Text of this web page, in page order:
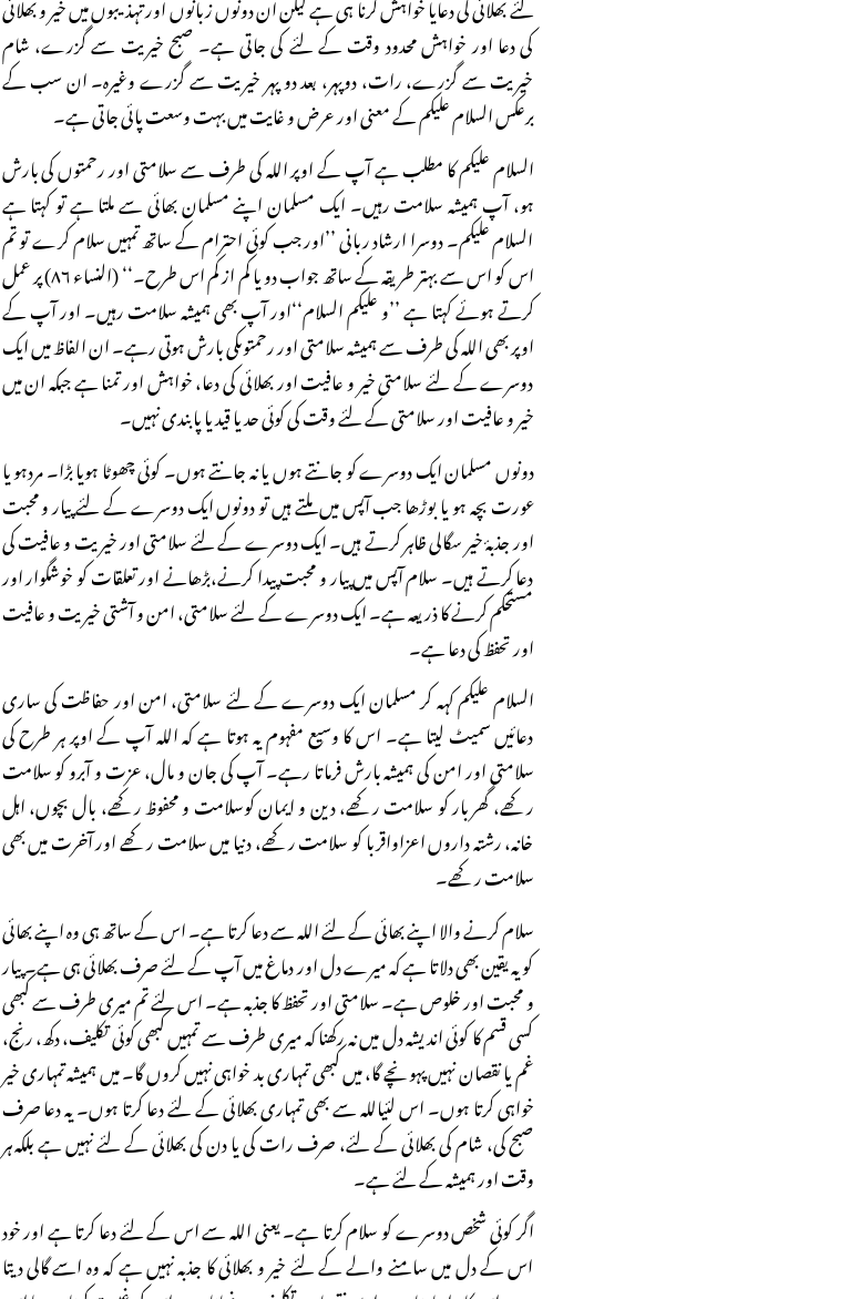
کی دعا اور خواہش محدود وقت کے لئے کی جاتی ہے۔ صبح خیریت سے گزرے، شام
خیریت سے گزرے، رات، دوپہر، بعد دو پہر خیریت سے گزرے وغیرہ۔ ان سب کے
برعکس السلام علیکم کے معنی اور عرض و غایت میں بہت وسعت پائی جاتی ہے۔
السلام علیکم کا مطلب ہے آپ کے اوپر اللہ کی طرف سے سلامتی اور رحمتوں کی بارش
ہو، آپ ہمیشہ سلامت رہیں۔ ایک مسلمان اپنے مسلمان بھائی سے ملتا ہے تو کہتا ہے
السلام علیکم۔ دوسرا ارشاد ربانی ’’اور جب کوئی احترام کے ساتھ تمہیں سلام کرے تو تم
اس کو اس سے بہتر طریقہ کے ساتھ جواب دو یا کم از کم اس طرح۔‘‘ (النساء ۸۶) پر عمل
کرتے ہوئے کہتا ہے ’’و علیکم السلام‘‘اور آپ بھی ہمیشہ سلامت رہیں۔ اور آپ کے
اوپر بھی اللہ کی طرف سے ہمیشہ سلامتی اور رحمتوںکی بارش ہوتی رہے۔ ان الفاظ میں ایک
دوسرے کے لئے سلامتی خیر و عافیت اور بھلائی کی دعا، خواہش اور تمنا ہے جبکہ ان میں
خیر و عافیت اور سلامتی کے لئے وقت کی کوئی حد یا قید یا پابندی نہیں۔
دونوں مسلمان ایک دوسرے کو جانتے ہوں یا نہ جانتے ہوں۔ کوئی چھوٹا ہویا بڑا۔ مردہو یا
عورت بچہ ہو یا بوڑھا جب آپس میں ملتے ہیں تو دونوں ایک دوسرے کے لئے پیار و محبت
اور جذبۂ خیر سگالی ظاہر کرتے ہیں۔ ایک دوسرے کے لئے سلامتی اور خیریت و عافیت کی
دعا کرتے ہیں۔ سلام آپس میں پیار و محبت پیدا کرنے،بڑھانے اور تعلقات کو خوشگوار اور
مستحکم کرنے کا ذریعہ ہے۔ ایک دوسرے کے لئے سلامتی، امن و آشتی خیریت و عافیت
اور تحفظ کی دعا ہے۔
السلام علیکم کہہ کر مسلمان ایک دوسرے کے لئے سلامتی، امن اور حفاظت کی ساری
دعائیں سمیٹ لیتا ہے۔ اس کا وسیع مفہوم یہ ہوتا ہے کہ اللہ آپ کے اوپر ہر طرح کی
سلامتی اور امن کی ہمیشہ بارش فرماتا رہے۔ آپ کی جان و مال، عزت و آبرو کو سلامت
رکھے، گھربار کو سلامت رکھے، دین و ایمان کوسلامت و محفوظ رکھے، بال بچوں، اہل
خانہ، رشتہ داروں اعزاواقربا کو سلامت رکھے، دنیا میں سلامت رکھے اور آخرت میں بھی
سلامت رکھے۔
سلام کرنے والا اپنے بھائی کے لئے اللہ سے دعا کرتا ہے۔ اس کے ساتھ ہی وہ اپنے بھائی
کو یہ یقین بھی دلاتا ہے کہ میرے دل اور دماغ میں آپ کے لئے صرف بھلائی ہی ہے۔ پیار
و محبت اور خلوص ہے۔ سلامتی اور تحفظ کا جذبہ ہے۔ اس لئے تم میری طرف سے کبھی
کسی قسم کا کوئی اندیشہ دل میں نہ رکھنا کہ میری طرف سے تمہیں کبھی کوئی تکلیف، دکھ، رنج،
غم یا نقصان نہیں پہونچے گا، میں کبھی تمہاری بد خواہی نہیں کروں گا۔ میں ہمیشہ تمہاری خیر
خواہی کرتا ہوں۔ اس لئیاللہ سے بھی تمہاری بھلائی کے لئے دعا کرتا ہوں۔ یہ دعا صرف
صبح کی، شام کی بھلائی کے لئے، صرف رات کی یا دن کی بھلائی کے لئے نہیں ہے بلکہ ہر
وقت اور ہمیشہ کے لئے ہے۔
اگر کوئی شخص دوسرے کو سلام کرتا ہے۔ یعنی اللہ سے اس کے لئے دعا کرتا ہے اور خود
اس کے دل میں سامنے والے کے لئے خیر و بھلائی کا جذبہ نہیں ہے کہ وہ اسے گالی دیتا